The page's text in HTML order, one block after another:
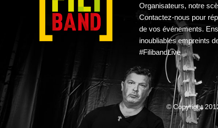
Organisateurs, notre
Contactez-nous pour
de vos événements.
inoubliables empreints
#FilibandLive
© Copyright